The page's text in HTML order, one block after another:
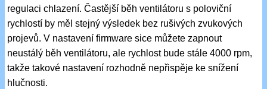
regulaci chlazení. Častější běh ventilátoru s poloviční
rychlostí by měl stejný výsledek bez rušivých zvukových
projevů. V nastavení firmware sice můžete zapnout
neustálý běh ventilátoru, ale rychlost bude stále 4000 rpm,
takže takové nastavení rozhodně nepřispěje ke snížení
hlučnosti.